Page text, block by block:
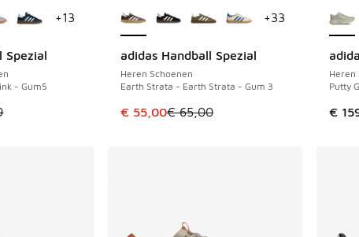
Prijs verlaagd van € 64,99 naar € 40,00
Spezial
- Gum5
uitverkoop. Dit artikel is in de aanbieding Prijs verlaagd
+13
adidas Handball Spezial
Heren Schoenen
Earth Strata - Earth Strata - Gum 3
Dit artikel is in de uitverkoop. Dit artikel
€ 55,00€ 65,00
BESPAAR € 10
+33
Heren
Putty
€